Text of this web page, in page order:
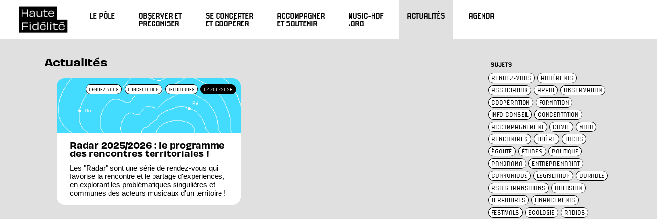
LE PÔLE
OBSERVER ET
PRÉCONISER
SE CONCERTER
ET COOPÉRER
ACCOMPAGNER
ET SOUTENIR
MUSIC-HDF
.ORG
ACTUALITÉS AGENDA
Actualités
RENDEZ-VOUS CONCERTATION TERRITOIRES 04/09/2025
Radar 2025/2026 : le programme
des rencontres territoriales !
Les "Radar" sont une série de rendez-vous qui
favorise la rencontre et le partage d'expériences,
en explorant les problématiques singulières et
communes des acteurs musicaux d'un territoire !
SUJETS
RENDEZ-VOUS
ADHÉRENTS
ASSOCIATION
APPUI
OBSERVATION
COOPÉRATION
FORMATION
INFO-CONSEIL
CONCERTATION
ACCOMPAGNEMENT
COVID
MUFO
RENCONTRES
FILIÈRE
FOCUS
ÉGALITÉ
ÉTUDES
POLITIQUE
PANORAMA
ENTREPRENARIAT
COMMUNIQUÉ
LEGISLATION
DURABLE
RSO & TRANSITIONS
DIFFUSION
TERRITOIRES
FINANCEMENTS
FESTIVALS
ECOLOGIE
RADIOS